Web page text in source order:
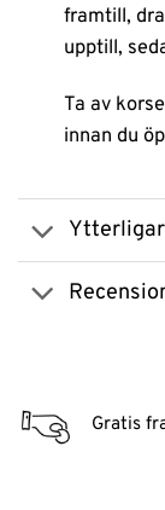
framtill,
upptill,
Ta av
innan du
Gratis